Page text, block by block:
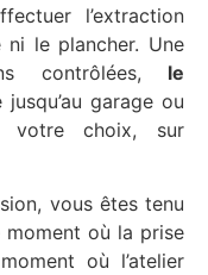
l’extraction
ni le plancher. Une
contrôlées, le
garage ou
votre choix, sur
vous êtes tenu
où la prise
où l’atelier